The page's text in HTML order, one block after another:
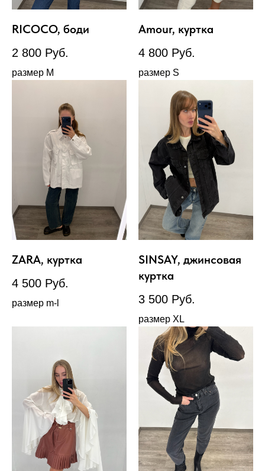
RICOCO, боди
2 800 Руб.
размер М
Amour, куртка
4 800 Руб.
размер S
ZARA, куртка
4 500 Руб.
размер m-l
SINSAY, джинсовая
куртка
3 500 Руб.
размер XL